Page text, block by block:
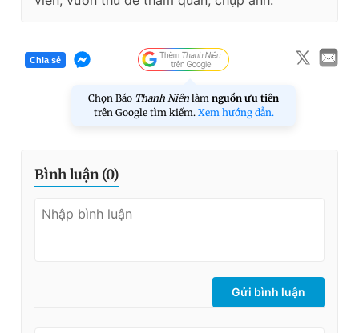
Chia sẻ
Chọn Báo Thanh Niên làm nguồn ưu tiên
trên Google tìm kiếm. Xem hướng dẫn.
Bình luận (0)
Gửi bình luận